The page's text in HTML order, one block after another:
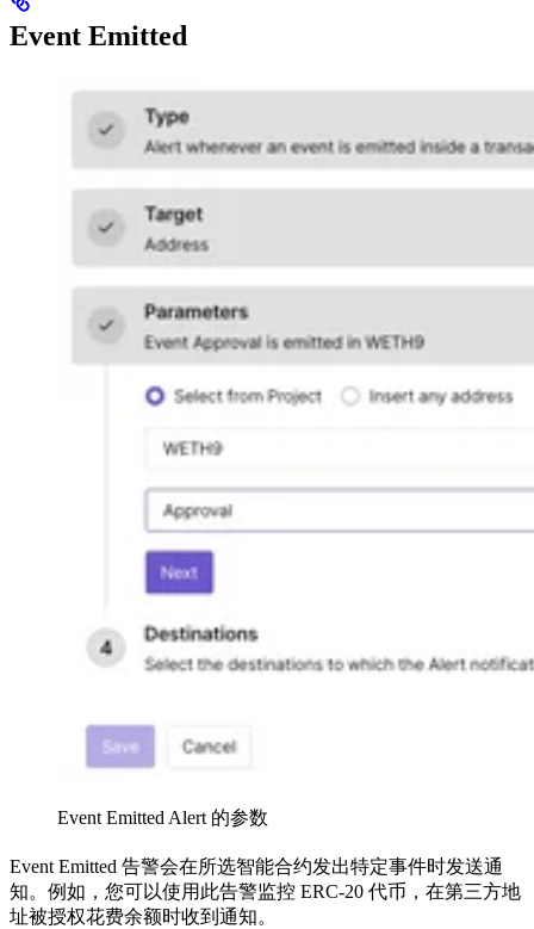
Event Emitted
Event Emitted Alert 的参数
Event Emitted 告警会在所选智能合约发出特定事件时发送通
知。例如，您可以使用此告警监控 ERC-20 代币，在第三方地
址被授权花费余额时收到通知。